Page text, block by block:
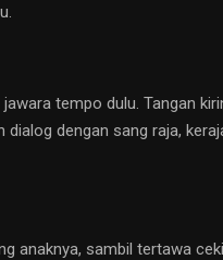
tempo dulu. Tangan
dengan sang raja,
anaknya, sambil tertawa